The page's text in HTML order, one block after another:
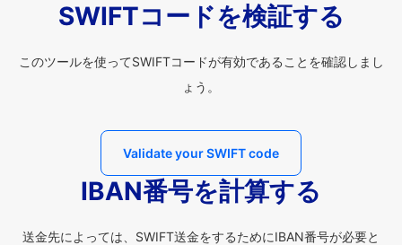
SWIFTコードを検証する
このツールを使ってSWIFTコードが有効であることを確認しまし
ょう。
Validate your SWIFT code
IBAN番号を計算する
送金先によっては、SWIFT送金をするためにIBAN番号が必要と